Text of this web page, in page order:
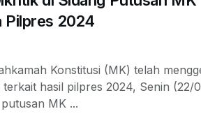
Pilpres 2024
Konstitusi (MK) telah
hasil pilpres 2024, Senin (22/
MK ...